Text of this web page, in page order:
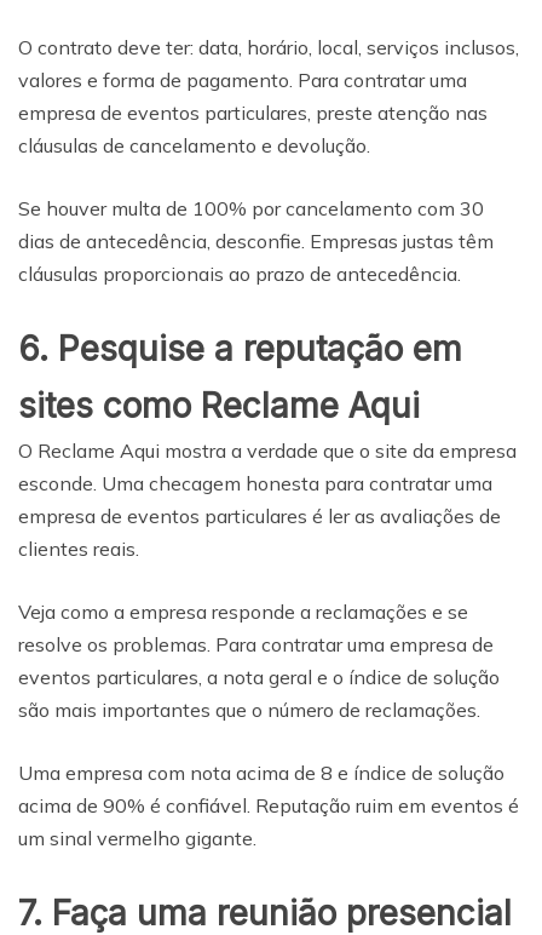
O contrato deve ter: data, horário, local, serviços inclusos,
valores e forma de pagamento. Para contratar uma
empresa de eventos particulares, preste atenção nas
cláusulas de cancelamento e devolução.
Se houver multa de 100% por cancelamento com 30
dias de antecedência, desconfie. Empresas justas têm
cláusulas proporcionais ao prazo de antecedência.
6. Pesquise a reputação em
sites como Reclame Aqui
O Reclame Aqui mostra a verdade que o site da empresa
esconde. Uma checagem honesta para contratar uma
empresa de eventos particulares é ler as avaliações de
clientes reais.
Veja como a empresa responde a reclamações e se
resolve os problemas. Para contratar uma empresa de
eventos particulares, a nota geral e o índice de solução
são mais importantes que o número de reclamações.
Uma empresa com nota acima de 8 e índice de solução
acima de 90% é confiável. Reputação ruim em eventos é
um sinal vermelho gigante.
7. Faça uma reunião presencial